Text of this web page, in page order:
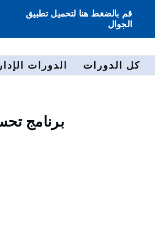
قم بالضغط هنا لتحميل تطبيق
الجوال
كل الدورات الدورات
برنامج